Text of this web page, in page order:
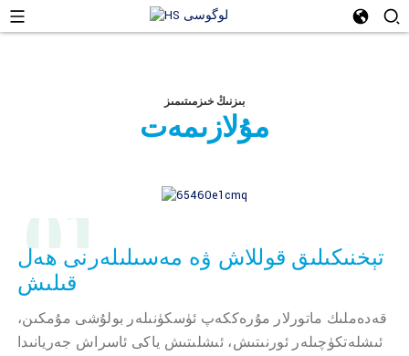
بىزنىڭ خىزمىتىمىز
مۇلازىمەت
01
تېخنىكىلىق قوللاش ۋە مەسىلىلەرنى ھەل
قىلىش
قەدەملىك ماتورلار مۇرەككەپ ئۈسكۈنىلەر بولۇشى مۇمكىن،
ئىشلەتكۈچىلەر ئورنىتىش، ئىشلىتىش ياكى ئاسراش جەريانىدا